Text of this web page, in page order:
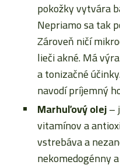
pokožky vytvára
Nepriamo sa tak
Zároveň ničí
lieči akné. Má
a tonizačné
navodí príjemný
Marhuľový olej–
vitamínov a
vstrebáva a
nekomedogénny